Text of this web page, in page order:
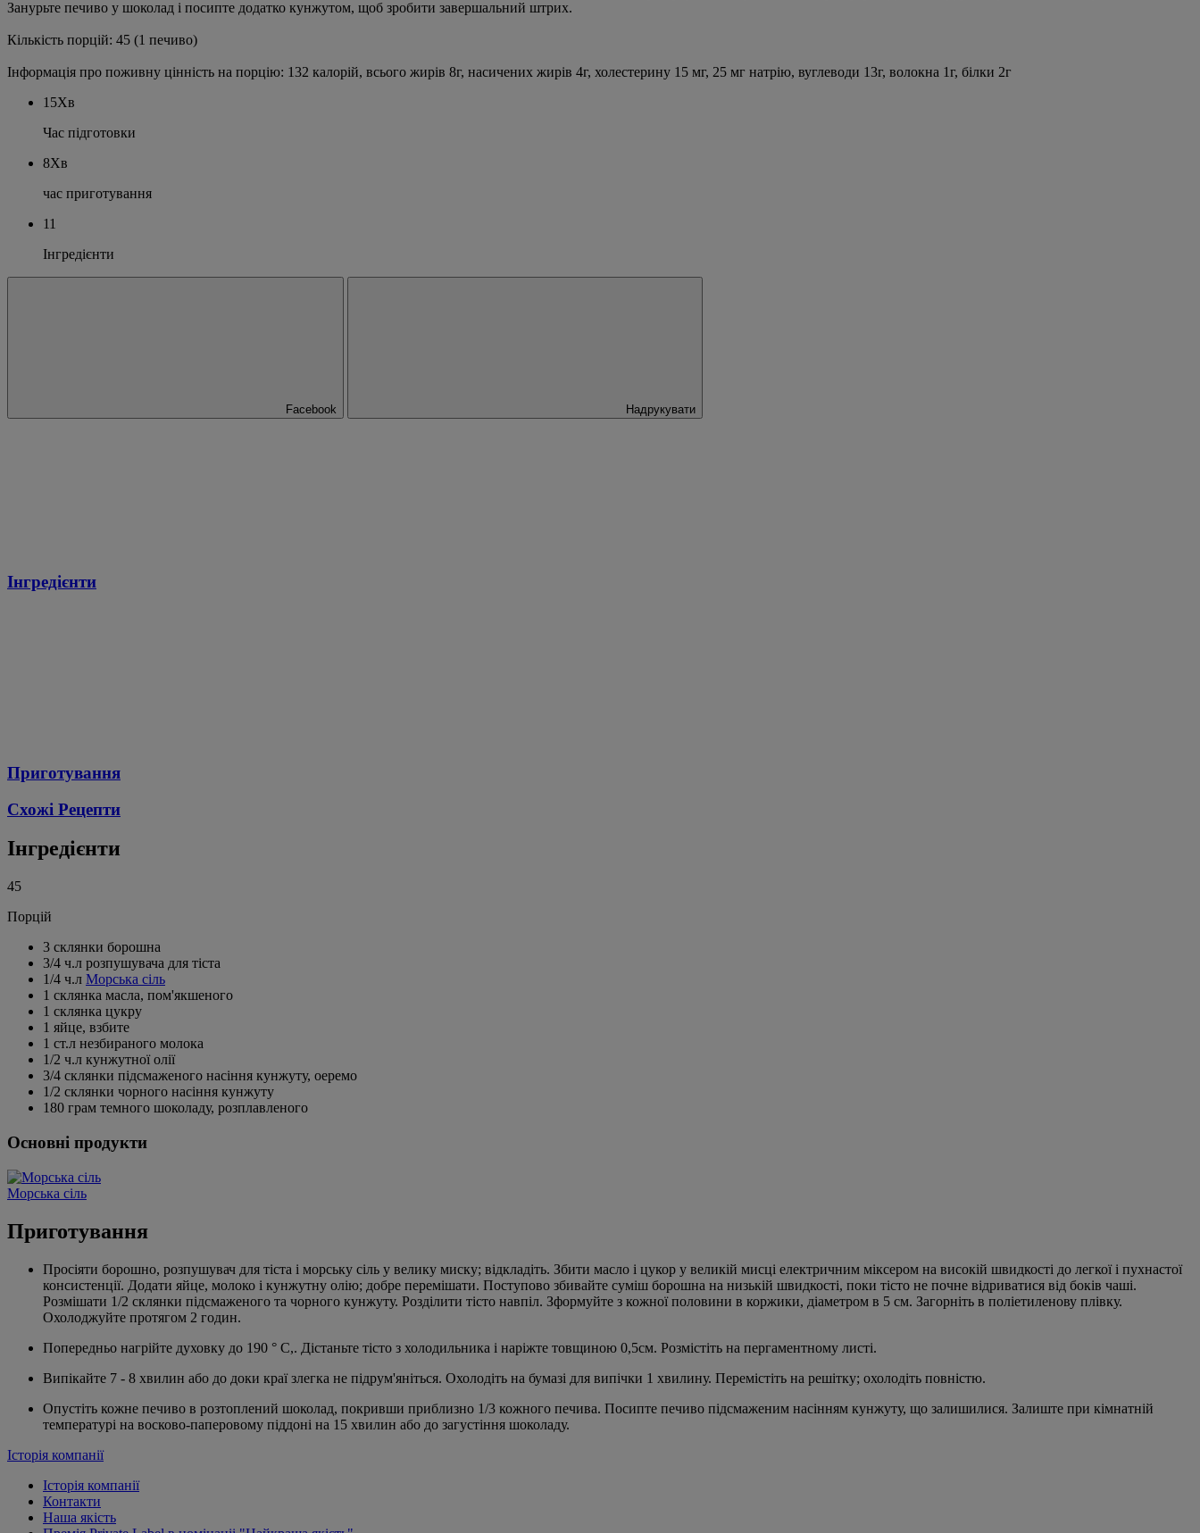
Занурьте печиво у шоколад і посипте додатко кунжутом, щоб зробити завершальний штрих.
Кількість порцій: 45 (1 печиво)
Інформація про поживну цінність на порцію: 132 калорій, всього жирів 8г, насичених жирів 4г, холестерину 15 мг, 25 мг натрію, вуглеводи 13г, волокна 1г, білки 2г
15Хв
Час підготовки
8Хв
час приготування
11
Інгредієнти
Facebook Надрукувати
Інгредієнти
Приготування
Схожі Рецепти
Інгредієнти
45
Порцій
3 склянки борошна
3/4 ч.л розпушувача для тіста
1/4 ч.л Морська сіль
1 склянка масла, пом'якшеного
1 склянка цукру
1 яйце, взбите
1 ст.л незбираного молока
1/2 ч.л кунжутної олії
3/4 склянки підсмаженого насіння кунжуту, оеремо
1/2 склянки чорного насіння кунжуту
180 грам темного шоколаду, розплавленого
Основні продукти
Морська сіль
Приготування
Просіяти борошно, розпушувач для тіста і морську сіль у велику миску; відкладіть. Збити масло і цукор у великій мисці електричним міксером на високій швидкості до легкої і пухнастої
консистенції. Додати яйце, молоко і кунжутну олію; добре перемішати. Поступово збивайте суміш борошна на низькій швидкості, поки тісто не почне відриватися від боків чаші.
Розмішати 1/2 склянки підсмаженого та чорного кунжуту. Розділити тісто навпіл. Зформуйте з кожної половини в коржики, діаметром в 5 см. Загорніть в поліетиленову плівку.
Охолоджуйте протягом 2 годин.
Попередньо нагрійте духовку до 190 ° C,. Дістаньте тісто з холодильника і наріжте товщиною 0,5см. Розмістіть на пергаментному листі.
Випікайте 7 - 8 хвилин або до доки краї злегка не підрум'яніться. Охолодіть на бумазі для випічки 1 хвилину. Перемістіть на решітку; охолодіть повністю.
Опустіть кожне печиво в розтоплений шоколад, покривши приблизно 1/3 кожного печива. Посипте печиво підсмаженим насінням кунжуту, що залишилися. Залиште при кімнатній
температурі на восково-паперовому піддоні на 15 хвилин або до загустіння шоколаду.
Історія компанії
Історія компанії
Контакти
Наша якість